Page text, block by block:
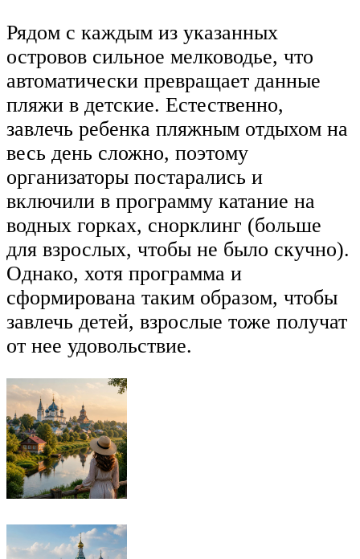
Рядом с каждым из указанных
островов сильное мелководье, что
автоматически превращает данные
пляжи в детские. Естественно,
завлечь ребенка пляжным отдыхом на
весь день сложно, поэтому
организаторы постарались и
включили в программу катание на
водных горках, снорклинг (больше
для взрослых, чтобы не было скучно).
Однако, хотя программа и
сформирована таким образом, чтобы
завлечь детей, взрослые тоже получат
от нее удовольствие.